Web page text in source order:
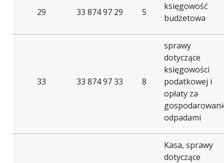
29 33 874 97 29 5
księgowość
budżetowa
33 33 874 97 33 8
sprawy
dotyczące
księgowości
podatkowej i
opłaty za
odpadami
Kasa, sprawy
dotyczące